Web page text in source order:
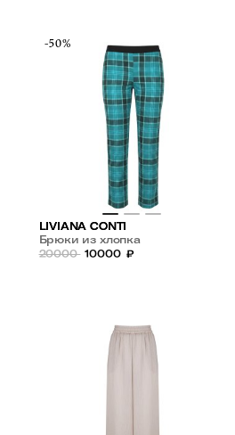
-50%
LIVIANA CONTI
Брюки из хлопка
20000 10000 ₽